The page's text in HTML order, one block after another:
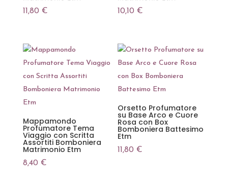
11,80 € 10,10€
Mappamondo
Profumatore Tema
Viaggio con Scritta
Assortiti Bomboniera
Matrimonio Etm
8,40 €
Orsetto Profumatore
su Base Arco e Cuore
Rosa con Box
Bomboniera Battesimo
Etm
11,80€